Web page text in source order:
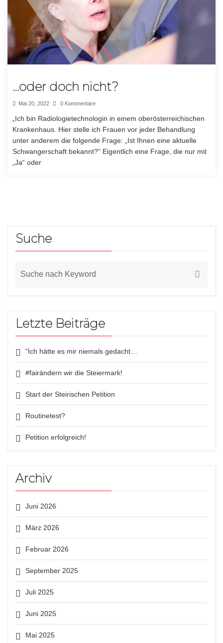
…oder doch nicht?
Mai 20, 2022 0 Kommentare
„Ich bin Radiologietechnologin in einem oberösterreichischen
Krankenhaus. Hier stelle ich Frauen vor jeder Behandlung
unter anderem die folgende Frage: „Ist Ihnen eine aktuelle
Schwangerschaft bekannt?“ Eigentlich eine Frage, die nur mit
„Ja“ oder
Suche
Letzte Beiträge
“Ich hätte es mir niemals gedacht…
#fairändern wir die Steiermark!
Start der Steirischen Petition
Routinetest?
Petition erfolgreich!
Archiv
Juni 2026
März 2026
Februar 2026
September 2025
Juli 2025
Juni 2025
Mai 2025